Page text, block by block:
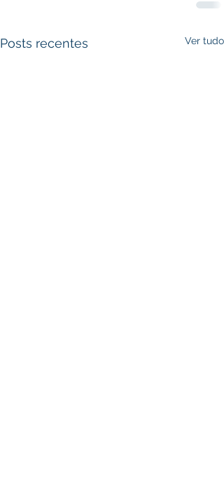
Posts recentes Ver tudo